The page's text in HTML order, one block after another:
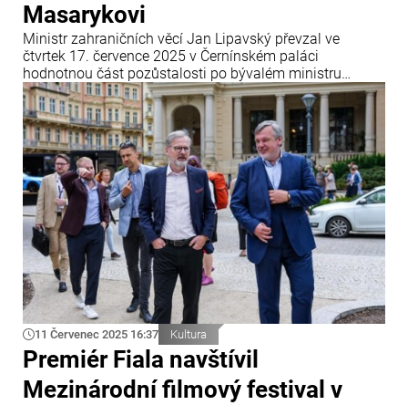
Masarykovi
Ministr zahraničních věcí Jan Lipavský převzal ve
čtvrtek 17. července 2025 v Černínském paláci
hodnotnou část pozůstalosti po bývalém ministru
zahraničí Janu Masarykovi. Soubor uměleckých děl,
který má nejen kulturní, ale i historickou hodnotu,
ministerstvu věnovala paní Alenka Soukup, dcera
Masarykova někdejšího tajemníka dr.
11 Červenec 2025 16:37 Kultura
Premiér Fiala navštívil
Mezinárodní filmový festival v